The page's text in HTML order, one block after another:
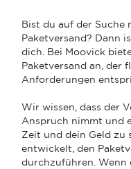
Bist du auf der Suche
Paketversand? Dann
dich. Bei Moovick
Paketversand an, der
Anforderungen
Wir wissen, dass der
Anspruch nimmt und
Zeit und dein Geld zu
entwickelt, den
durchzuführen. Wenn